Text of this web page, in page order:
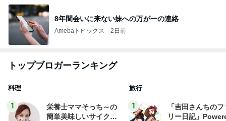
8年間会いに来ない妹への万が一の連絡
Amebaトピックス 2日前
トップブロガーランキング
料理
1
栄養士ママそっち～の
簡単美味しいサイクル
旅行
1
「吉田さんちの
リー日記」